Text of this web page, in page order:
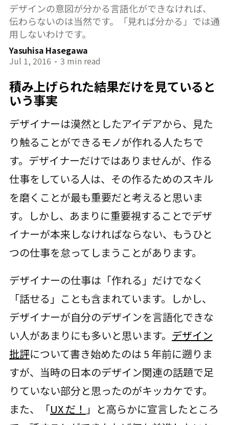
デザインの意図が分かる言語化ができなければ、
伝わらないのは当然です。「見れば分かる」では通
用しないわけです。
Yasuhisa Hasegawa
Jul 1, 2016 • 3 min read
積み上げられた結果だけを見ていると
いう事実
デザイナーは漠然としたアイデアから、見た
り触ることができるモノが作れる人たちで
す。デザイナーだけではありませんが、作る
仕事をしている人は、その作るためのスキル
を磨くことが最も重要だと考えると思いま
す。しかし、あまりに重要視することでデザ
イナーが本来しなければならない、もうひと
つの仕事を怠ってしまうことがあります。
デザイナーの仕事は「作れる」だけでなく
「話せる」ことも含まれています。しかし、
デザイナーが自分のデザインを言語化できな
い人があまりにも多いと思います。 デザイン
批評について書き始めたのは 5 年前に遡りま
すが、当時の日本のデザイン関連の話題で足
りていない部分と思ったのがキッカケです。
また、「UX だ！ 」と高らかに宣言したところ